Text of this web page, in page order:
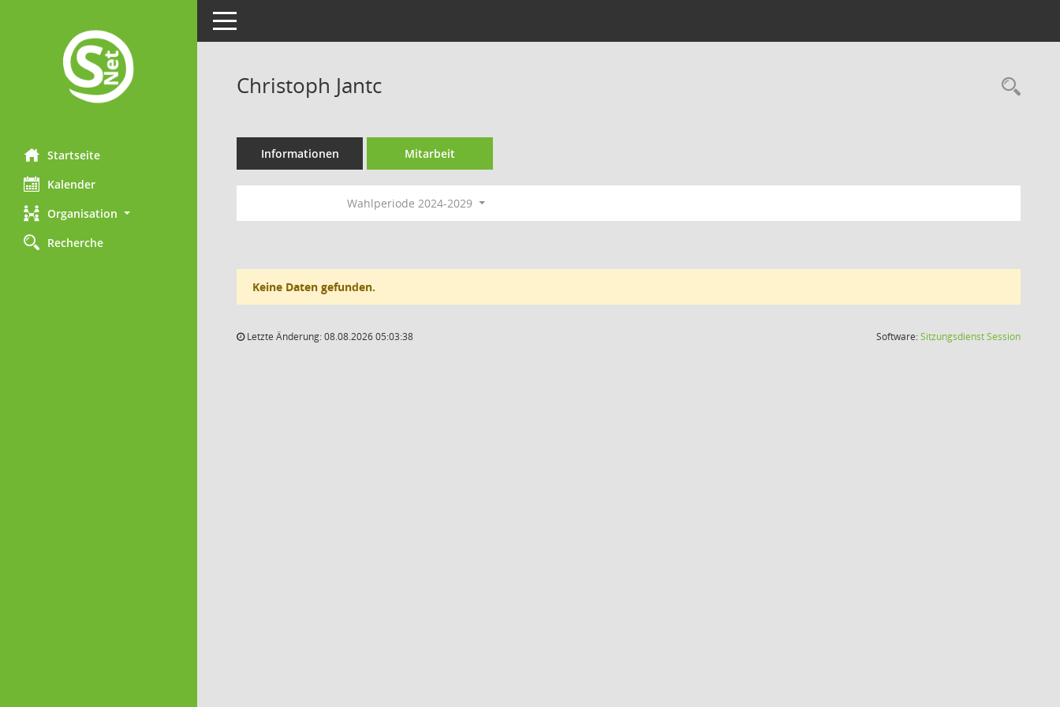
Startseite
Kalender
Organisation
Recherche
Toggle navigation
Christoph Jantc
Informationen Mitarbeit
Wahlperiode 2024-2029
Keine Daten gefunden.
Letzte Änderung: 08.08.2026 05:03:38 Software:SitzungsdienstSession(Wird in